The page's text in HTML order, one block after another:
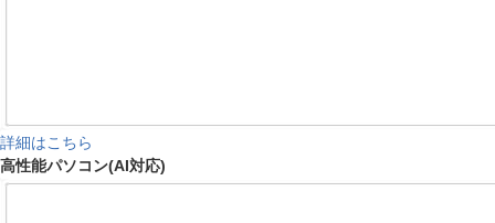
詳細はこちら
高性能パソコン(AI対応)